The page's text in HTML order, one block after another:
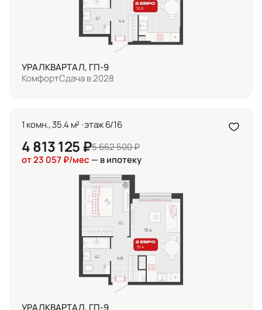
УРАЛКВАРТАЛ, ГП-9
КомфортСдача в 2028
1 комн., 35.4 м² · этаж 6/16
4 813 125 ₽5 662 500 ₽
от 23 057 ₽/мес — в ипотеку
УРАЛКВАРТАЛ, ГП-9